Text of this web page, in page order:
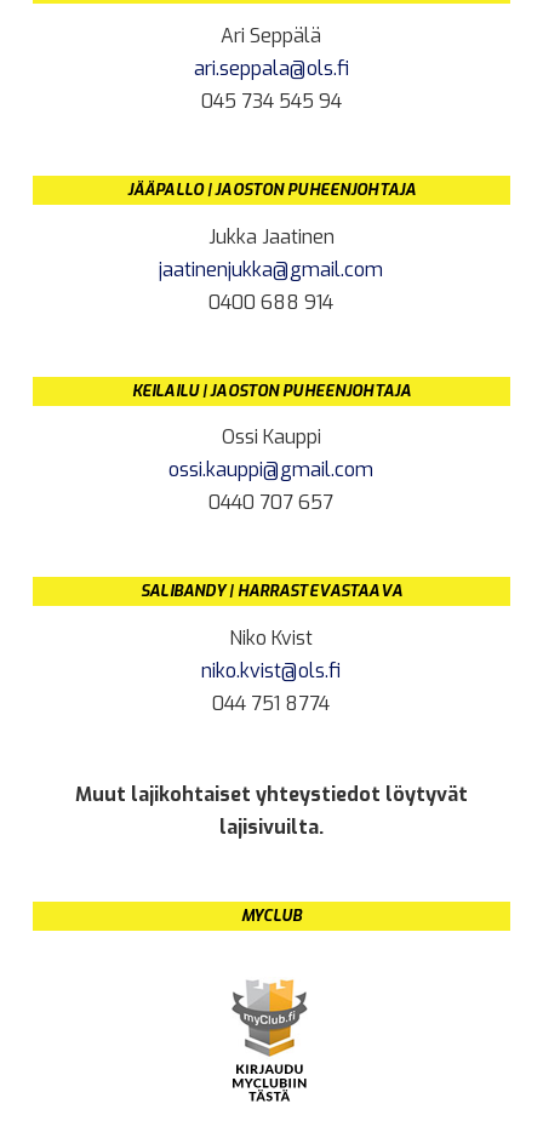
Ari Seppälä
ari.seppala@ols.fi
045 734 545 94
JÄÄPALLO | JAOSTON PUHEENJOHTAJA
Jukka Jaatinen
jaatinenjukka@gmail.com
0400 688 914
KEILAILU | JAOSTON PUHEENJOHTAJA
Ossi Kauppi
ossi.kauppi@gmail.com
0440 707 657
SALIBANDY | HARRASTEVASTAAVA
Niko Kvist
niko.kvist@ols.fi
044 751 8774
Muut lajikohtaiset yhteystiedot löytyvät
lajisivuilta.
MYCLUB